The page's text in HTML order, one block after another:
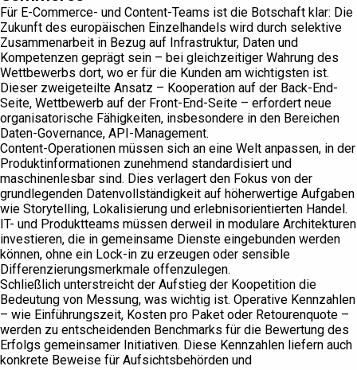
Für E-Commerce- und Content-Teams ist die Botschaft klar: Die
Zukunft des europäischen Einzelhandels wird durch selektive
Zusammenarbeit in Bezug auf Infrastruktur, Daten und
Kompetenzen geprägt sein – bei gleichzeitiger Wahrung des
Wettbewerbs dort, wo er für die Kunden am wichtigsten ist.
Dieser zweigeteilte Ansatz – Kooperation auf der Back-End-
Seite, Wettbewerb auf der Front-End-Seite – erfordert neue
organisatorische Fähigkeiten, insbesondere in den Bereichen
Daten-Governance, API-Management.
Content-Operationen müssen sich an eine Welt anpassen, in der
Produktinformationen zunehmend standardisiert und
maschinenlesbar sind. Dies verlagert den Fokus von der
grundlegenden Datenvollständigkeit auf höherwertige Aufgaben
wie Storytelling, Lokalisierung und erlebnisorientierten Handel.
IT- und Produktteams müssen derweil in modulare Architekturen
investieren, die in gemeinsame Dienste eingebunden werden
können, ohne ein Lock-in zu erzeugen oder sensible
Differenzierungsmerkmale offenzulegen.
Schließlich unterstreicht der Aufstieg der Koopetition die
Bedeutung von Messung, was wichtig ist. Operative Kennzahlen
– wie Einführungszeit, Kosten pro Paket oder Retourenquote –
werden zu entscheidenden Benchmarks für die Bewertung des
Erfolgs gemeinsamer Initiativen. Diese Kennzahlen liefern auch
konkrete Beweise für Aufsichtsbehörden und